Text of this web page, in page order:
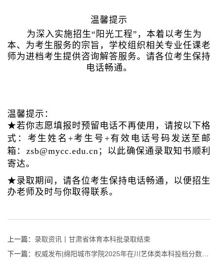
温馨提示
为深入实施招生“阳光工程”，本着以考生为
本、为考生服务的宗旨，学校组织相关专业任课老
师为进档考生提供咨询解答服务。请各位考生保持
电话畅通。
温馨提示：
★若你志愿填报时预留电话不再使用，请按以下格
式：考生姓名+考生号+有效电话号码发送至邮
箱：zsb@mycc.edu.cn；以此确保通录取知书顺利
寄达。
★录取期间，请各位考生保持电话畅通，以便招生
办老师及时与你取得联系。
上一篇： 录取资讯丨甘肃省体育本科批录取结束
下一篇： 权威发布|绵阳城市学院2025年在川艺体类本科投档分数线已出